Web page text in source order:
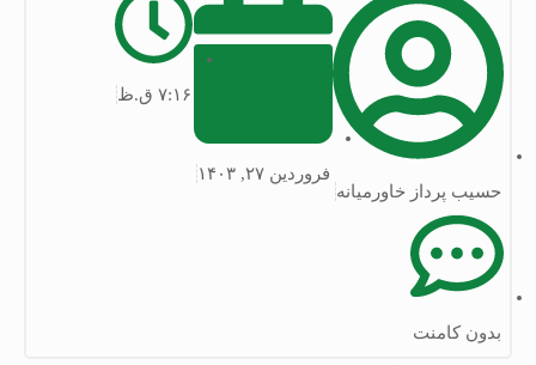
حسیب پرداز خاورمیانه
فروردین ۲۷, ۱۴۰۳
۷:۱۶ ق.ظ
بدون کامنت